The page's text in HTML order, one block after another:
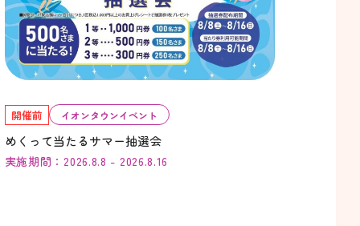
開催前 イオンタウンイベント
めくって当たるサマー抽選会
実施期間：2026.8.8 - 2026.8.16